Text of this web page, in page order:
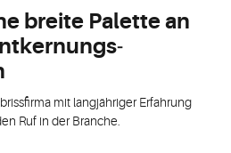
breite Palette an
mit langjähriger Erfahrung
Ruf in der Branche.